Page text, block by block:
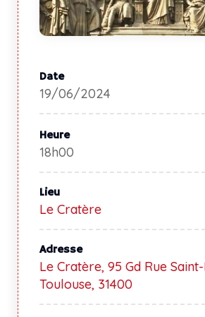
Date
19/06/2024
Heure
18h00
Lieu
Le Cratère
Adresse
Le Cratère, 95 Gd Rue
Toulouse, 31400